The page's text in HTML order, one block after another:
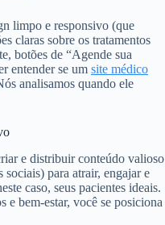
limpo e responsivo (que
claras sobre os tratamentos
botões de “Agende sua
entender se um site médico
analisamos quando ele
e distribuir conteúdo valioso
para atrair, engajar e
caso, seus pacientes ideais.
e bem-estar, você se posiciona